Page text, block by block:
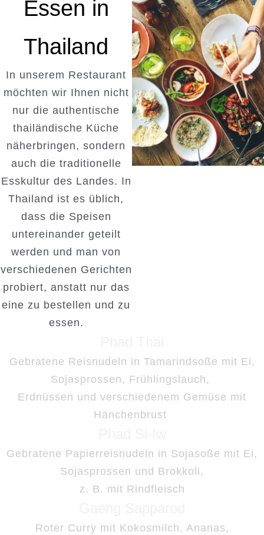
Essen in
Thailand
In unserem Restaurant
möchten wir Ihnen nicht
nur die authentische
thailändische Küche
näherbringen, sondern
auch die traditionelle
Esskultur des Landes. In
Thailand ist es üblich,
dass die Speisen
untereinander geteilt
werden und man von
verschiedenen Gerichten
probiert, anstatt nur das
eine zu bestellen und zu
essen.
Gebratene Reisnudeln in Tamarindsoße mit Ei,
Sojasprossen, Frühlingslauch,
Erdnüssen und verschiedenem Gemüse mit
Hänchenbrust
Gebratene Papierreisnudeln in Sojasoße mit Ei,
Sojasprossen und Brokkoli,
z. B. mit Rindfleisch
Roter Curry mit Kokosmilch, Ananas,